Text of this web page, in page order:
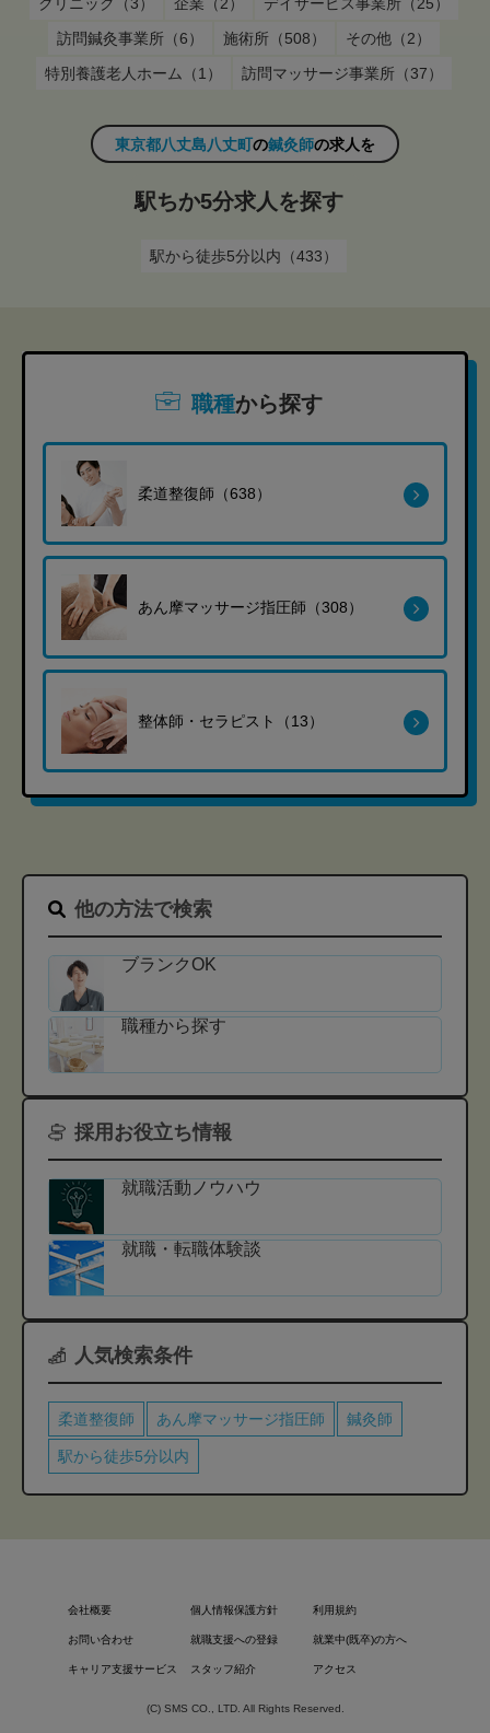
訪問鍼灸事業所（6）
施術所（508）
その他（2）
特別養護老人ホーム（1）
訪問マッサージ事業所（37）
東京都八丈島八丈町の鍼灸師の求人を
駅ちか5分求人を探す
駅から徒歩5分以内（433）
職種から探す
柔道整復師（638）
あん摩マッサージ指圧師（308）
整体師・セラピスト（13）
他の方法で検索
ブランクOK
職種から探す
採用お役立ち情報
就職活動ノウハウ
就職・転職体験談
人気検索条件
柔道整復師 あん摩マッサージ指圧師 鍼灸師
駅から徒歩5分以内
会社概要 個人情報保護方針 利用規約
お問い合わせ 就職支援への登録 就業中(既卒)の方へ
キャリア支援サービス スタッフ紹介 アクセス
(C) SMS CO., LTD. All Rights Reserved.